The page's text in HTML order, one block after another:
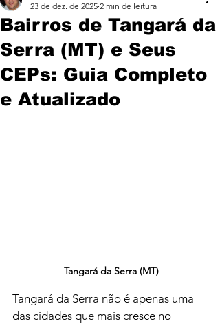
Bairros de Tangará da
Serra (MT) e Seus
CEPs: Guia Completo
e Atualizado
23 de dez. de 2025 2 min de leitura
Tangará da Serra (MT)
Tangará da Serra não é apenas uma
das cidades que mais cresce no